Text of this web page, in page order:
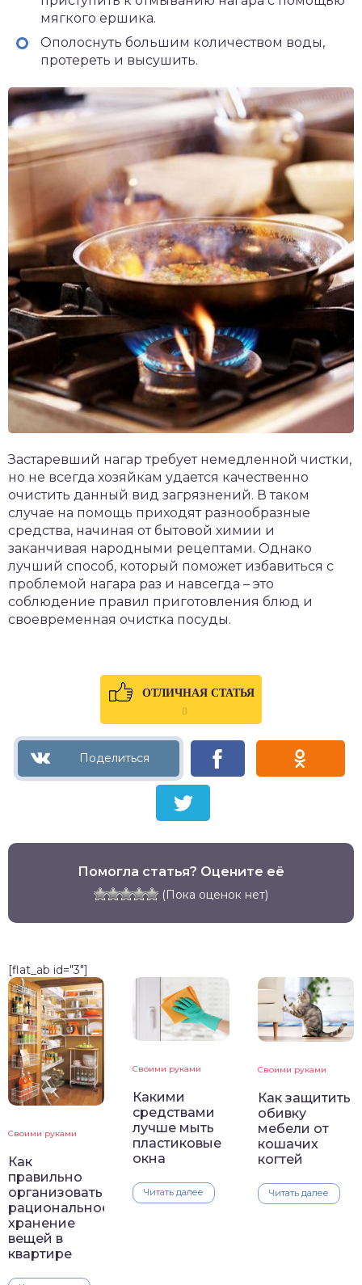
мягкого ершика.
Ополоснуть большим количеством воды,
протереть и высушить.
Застаревший нагар требует немедленной чистки,
но не всегда хозяйкам удается качественно
очистить данный вид загрязнений. В таком
случае на помощь приходят разнообразные
средства, начиная от бытовой химии и
заканчивая народными рецептами. Однако
лучший способ, который поможет избавиться с
проблемой нагара раз и навсегда – это
соблюдение правил приготовления блюд и
своевременная очистка посуды.
ОТЛИЧНАЯ СТАТЬЯ
0
Помогла статья? Оцените её
(Пока оценок нет)
[flat_ab id="3"]
Своими руками
Как
правильно
организовать
рациональное
хранение
вещей в
квартире
Своими руками
Какими
средствами
лучше мыть
пластиковые
окна
Читать далее
Своими руками
Как защитить
обивку
мебели от
кошачих
когтей
Читать далее